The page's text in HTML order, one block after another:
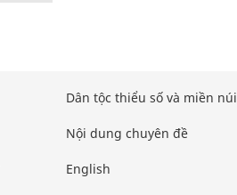
Dân tộc thiểu số và miền núi
Nội dung chuyên đề
English